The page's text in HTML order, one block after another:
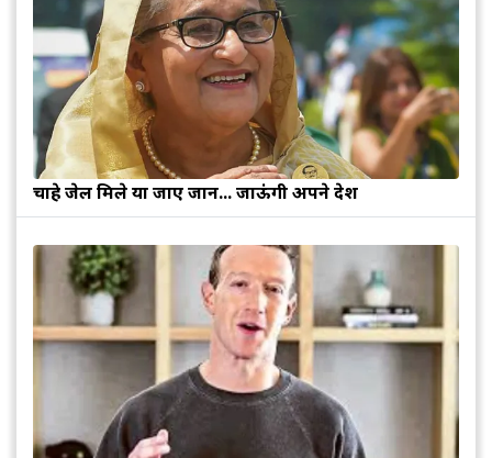
चाहे जेल मिले या जाए जान... जाऊंगी अपने देश